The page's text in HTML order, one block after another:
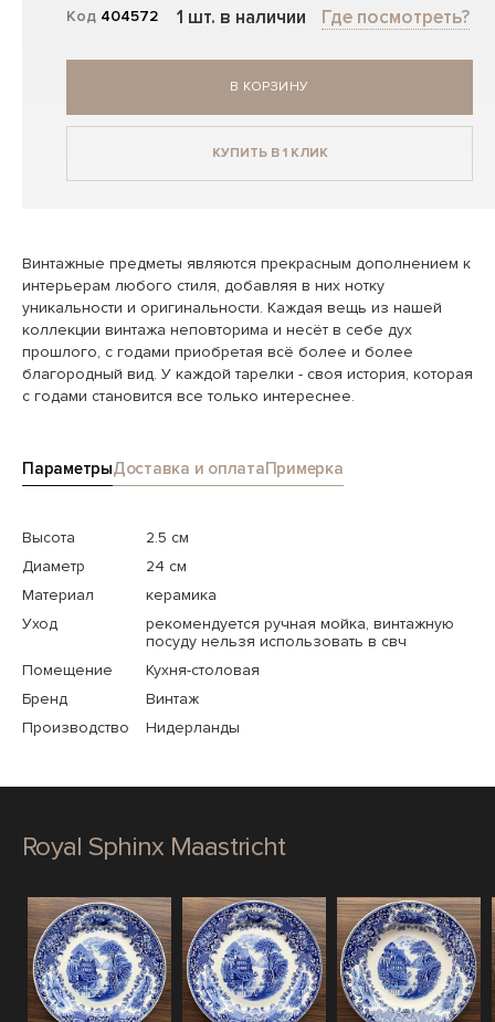
Код 404572 1 шт. в наличии Где посмотреть?
В КОРЗИНУ
КУПИТЬ В 1 КЛИК
Винтажные предметы являются прекрасным дополнением к
интерьерам любого стиля, добавляя в них нотку
уникальности и оригинальности. Каждая вещь из нашей
коллекции винтажа неповторима и несёт в себе дух
прошлого, с годами приобретая всё более и более
благородный вид. У каждой тарелки - своя история, которая
с годами становится все только интереснее.
ПараметрыДоставка и оплатаПримерка
Высота
2.5 см
Диаметр
24 см
Материал
керамика
Уход
рекомендуется ручная мойка, винтажную
посуду нельзя использовать в свч
Помещение
Кухня-столовая
Бренд
Винтаж
Производство
Нидерланды
Royal Sphinx Maastricht